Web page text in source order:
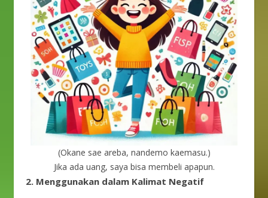
(Okane sae areba, nandemo kaemasu.)
Jika ada uang, saya bisa membeli apapun.
2. Menggunakan dalam Kalimat Negatif